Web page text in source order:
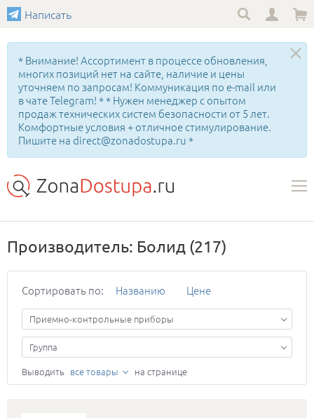
Написать
* Внимание! Ассортимент в процессе обновления,
многих позиций нет на сайте, наличие и цены
уточняем по запросам! Коммуникация по e-mail или
в чате Telegram! * * Нужен менеджер с опытом
продаж технических систем безопасности от 5 лет.
Комфортные условия + отличное стимулирование.
Пишите на direct@zonadostupa.ru *
Производитель: Болид (217)
Сортировать по: Названию Цене
Приемно-контрольные приборы
Группа
Выводить все товары на странице